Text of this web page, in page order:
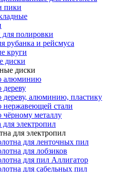
пики
для полировки
рубанка и рейсмуса
круги
диски
диски
алюминию
дереву
дереву, алюминию, пластику
нержавеющей стали
чёрному металлу
электропил
для электропил
для ленточных пил
для лобзиков
для пил Аллигатор
для сабельных пил